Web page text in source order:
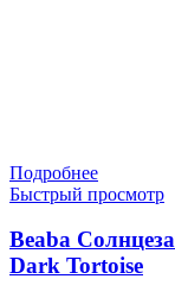
Подробнее
Быстрый просмотр
Beaba
Dark Tortoise